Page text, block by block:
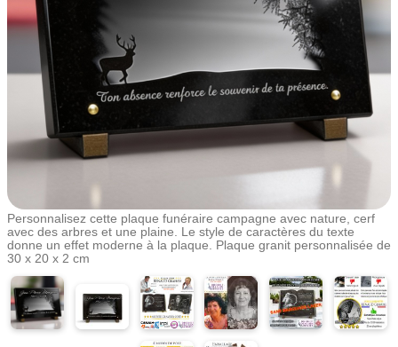
Personnalisez cette plaque funéraire campagne avec nature, cerf
avec des arbres et une plaine. Le style de caractères du texte
donne un effet moderne à la plaque. Plaque granit personnalisée de
30 x 20 x 2 cm